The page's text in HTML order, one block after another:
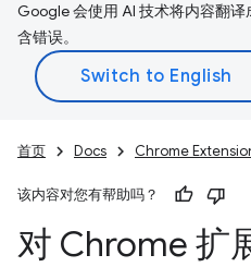
Google 会使用 AI 技术将内容翻
含错误。
首页 Docs Chrome
该内容对您有帮助吗？
对 Chrome 扩